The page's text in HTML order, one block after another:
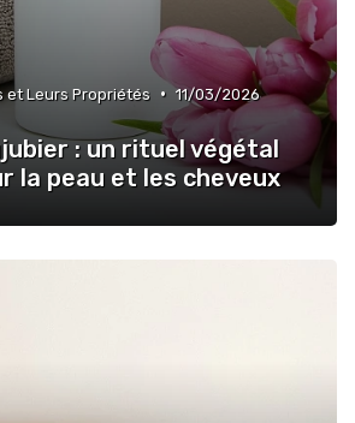
et Leurs Propriétés • 11/03/2026
: un rituel végétal
la peau et les cheveux